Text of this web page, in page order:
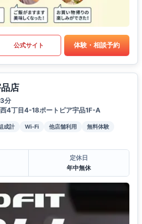
公式サイト 体験・相談予約
店
分
4丁目4-18ポートピア宇品1F-A
成計 Wi-Fi 他店舗利用
無料体験
定休日
年中無休